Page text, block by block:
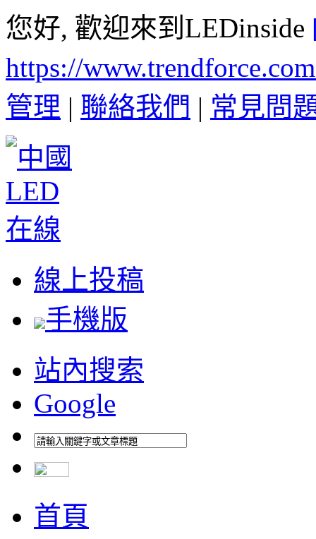
您好, 歡迎來到LEDinside
https://
管理 | 聯絡我們 | 常見問
線上投稿
手機版
站內搜索
Google
首頁